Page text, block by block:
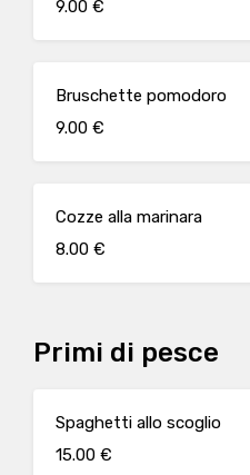
9.00 €
Bruschette pomodoro
9.00 €
Cozze alla marinara
8.00 €
Primi di pesce
Spaghetti allo scoglio
15.00 €